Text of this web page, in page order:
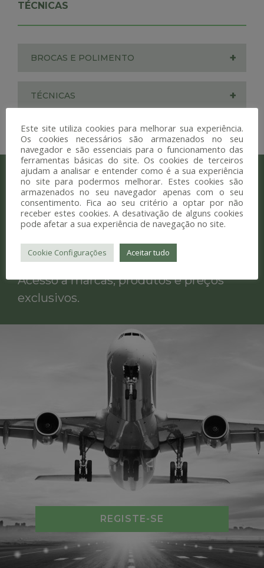
TÉCNICAS
+
BROCAS E POLIMENTO
+
TÉCNICAS
NUNCIFARMAPRO
Para os profissionais da área de
medicina dentária que precisam de
estar prontos para qualquer situação.
Acesso a marcas, produtos e preços
exclusivos.
REGISTE-SE
Este site utiliza cookies para melhorar sua experiência.
Os cookies necessários são armazenados no seu
navegador e são essenciais para o funcionamento das
ferramentas básicas do site. Os cookies de terceiros
ajudam a analisar e entender como é a sua experiência
no site para podermos melhorar. Estes cookies são
armazenados no seu navegador apenas com o seu
consentimento. Fica ao seu critério a optar por não
receber estes cookies. A desativação de alguns cookies
pode afetar a sua experiência de navegação no site.
Cookie Configurações Aceitar tudo